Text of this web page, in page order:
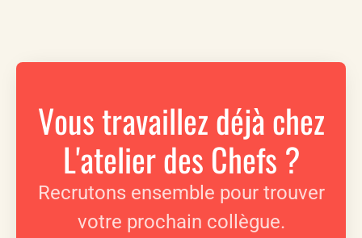
Vous travaillez déjà chez
L'atelier des Chefs ?
Recrutons ensemble pour trouver
votre prochain collègue.